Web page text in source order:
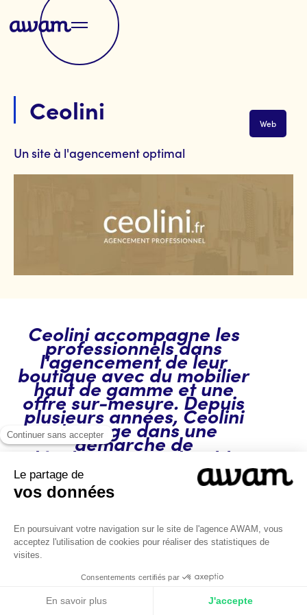
Ceolini Web
Un site à l'agencement optimal
Ceolini accompagne les
professionnels dans
l'agencement de leur
boutique avec du mobilier
haut de gamme et une
offre sur-mesure. Depuis
plusieurs années, Ceolini
s’engage dans une
démarche de
développement durable
en tant que distributeur de
Brugnotto Group sur
l’ensemble du territoire
web et accroître le chiffre d’affaires du site e-